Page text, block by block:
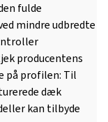
fulde
mindre udbredte
producentens
på profilen: Til
dæk
kan tilbyde